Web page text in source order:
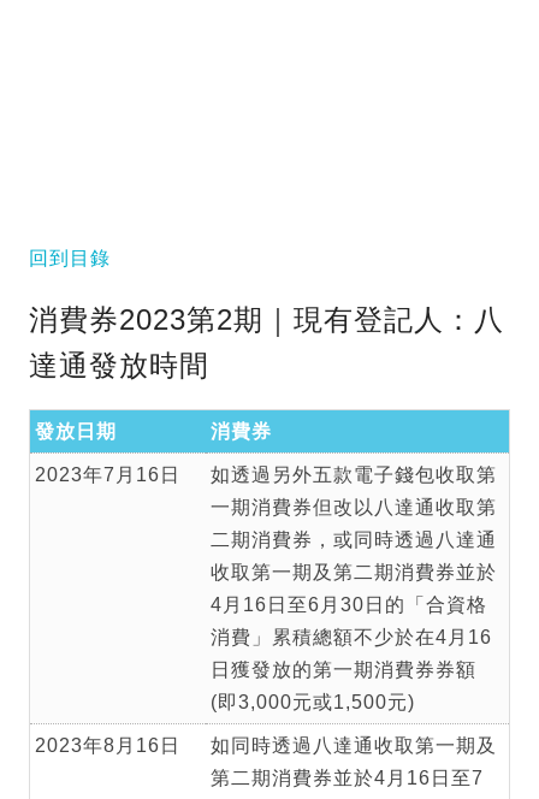
回到目錄
消費券2023第2期｜現有登記人：八
達通發放時間
發放日期 消費券
2023年7月16日
如透過另外五款電子錢包收取第
一期消費券但改以八達通收取第
二期消費券，或同時透過八達通
收取第一期及第二期消費券並於
4月16日至6月30日的「合資格
消費」累積總額不少於在4月16
日獲發放的第一期消費券券額
(即3,000元或1,500元)
2023年8月16日
如同時透過八達通收取第一期及
第二期消費券並於4月16日至7